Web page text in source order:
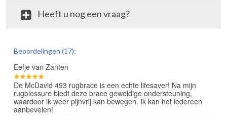
Heeft u nog een vraag?
Beoordelingen (17):
Eefje van Zanten
De McDavid 493 rugbrace is een echte lifesaver! Na mijn
rugblessure biedt deze brace geweldige ondersteuning,
waardoor ik weer pijnvrij kan bewegen. Ik kan het iedereen
aanbevelen!